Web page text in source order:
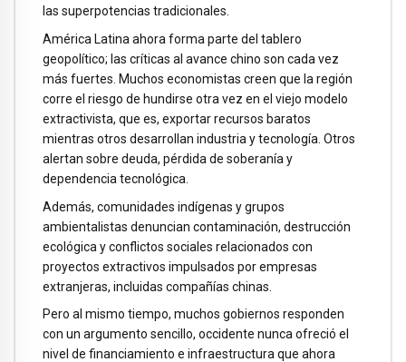
las superpotencias tradicionales.
América Latina ahora forma parte del tablero
geopolítico; las críticas al avance chino son cada vez
más fuertes. Muchos economistas creen que la región
corre el riesgo de hundirse otra vez en el viejo modelo
extractivista, que es, exportar recursos baratos
mientras otros desarrollan industria y tecnología. Otros
alertan sobre deuda, pérdida de soberanía y
dependencia tecnológica.
Además, comunidades indígenas y grupos
ambientalistas denuncian contaminación, destrucción
ecológica y conflictos sociales relacionados con
proyectos extractivos impulsados por empresas
extranjeras, incluidas compañías chinas.
Pero al mismo tiempo, muchos gobiernos responden
con un argumento sencillo, occidente nunca ofreció el
nivel de financiamiento e infraestructura que ahora